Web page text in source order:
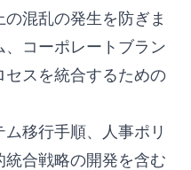
混乱の発生を防ぎま
コーポレートブラン
スを統合するための
移行手順、人事ポリ
合戦略の開発を含む